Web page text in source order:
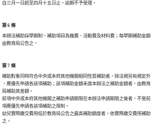
自三月一日起至四月十五日止，逾期不予受理。
第 6 條
本辦法補助採學期制，補助項目為雜費、活動費及材料費；每學期補助金額
由教育局公告之。
第 7 條
補助對象同時符合中央或本府其他機關相同性質補助者，除法規另有規定外
，應優先申請各該項補助；該項補助金額未達本辦法之補助金額者，由教育
局補助其差額。
前項中央或本府其他機關之補助申請期限在本辦法申請期限之後者，不受前
項應優先申請各該項補助之限制。
幼兒實際繳交費用低於教育局公告之最高補助額度者，依實際繳交費用補助
之。